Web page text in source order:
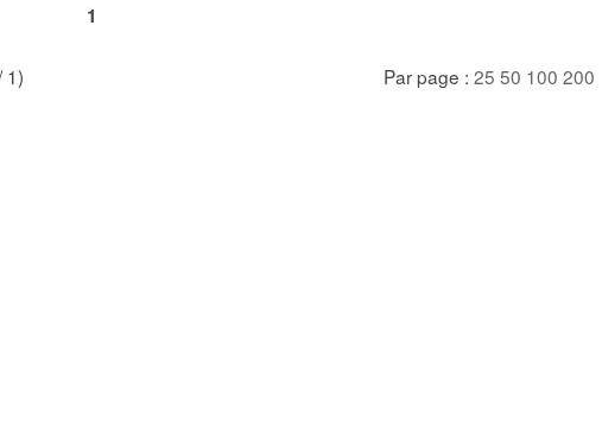
1
1) Par page : 25 50 100 200